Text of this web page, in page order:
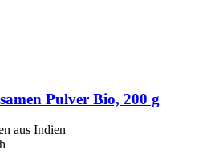
Pulver Bio, 200 g
aus Indien